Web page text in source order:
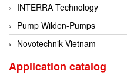
Dixon Valve
Doctor Led Vietnam
DOLD - Autho ANS
Dold Vietnam
INTERRA Technology
Pump Wilden-Pumps
Novotechnik Vietnam
Application catalog